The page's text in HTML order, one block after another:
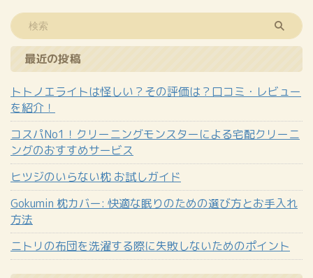
最近の投稿
トトノエライトは怪しい？その評価は？口コミ・レビュー
を紹介！
コスパNo1！クリーニングモンスターによる宅配クリーニ
ングのおすすめサービス
ヒツジのいらない枕 お試しガイド
Gokumin 枕カバー: 快適な眠りのための選び方とお手入れ
方法
ニトリの布団を洗濯する際に失敗しないためのポイント